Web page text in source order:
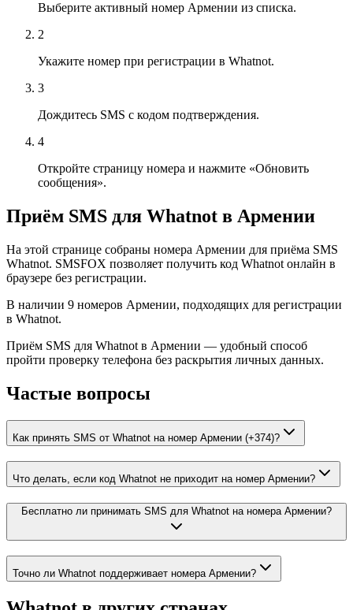
Выберите активный номер Армении из списка.
2
Укажите номер при регистрации в Whatnot.
3
Дождитесь SMS с кодом подтверждения.
4
Откройте страницу номера и нажмите «Обновить
сообщения».
Приём SMS для Whatnot в Армении
На этой странице собраны номера Армении для приёма SMS
Whatnot. SMSFOX позволяет получить код Whatnot онлайн в
браузере без регистрации.
В наличии 9 номеров Армении, подходящих для регистрации
в Whatnot.
Приём SMS для Whatnot в Армении — удобный способ
пройти проверку телефона без раскрытия личных данных.
Частые вопросы
Как принять SMS от Whatnot на номер Армении (+374)?
Что делать, если код Whatnot не приходит на номер Армении?
Бесплатно ли принимать SMS для Whatnot на номера Армении?
Точно ли Whatnot поддерживает номера Армении?